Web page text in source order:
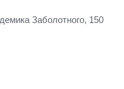
Заболотного, 150